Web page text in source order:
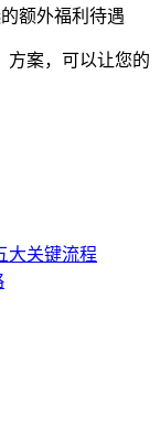
额外福利待遇
方案，可以让您的
大关键流程